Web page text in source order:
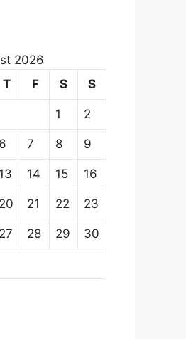
2026
T F S S
1 2
6 7 8 9
13 14 15 16
20 21 22 23
27 28 29 30